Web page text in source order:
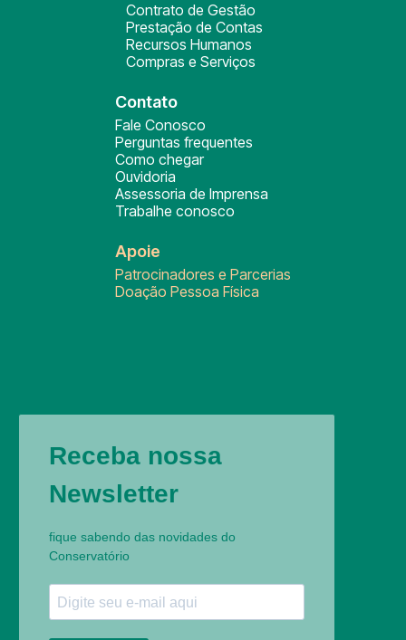
Contrato de Gestão
Prestação de Contas
Recursos Humanos
Compras e Serviços
Contato
Fale Conosco
Perguntas frequentes
Como chegar
Ouvidoria
Assessoria de Imprensa
Trabalhe conosco
Apoie
Patrocinadores e Parcerias
Doação Pessoa Física